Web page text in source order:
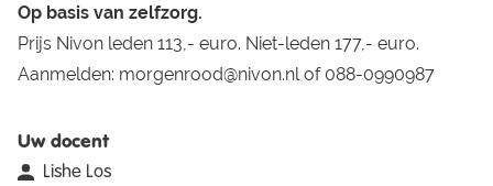
Op basis van zelfzorg.
Prijs Nivon leden 113,- euro. Niet-leden 177,- euro.
Aanmelden: morgenrood@nivon.nlof 088-0990987
Uw docent
Lishe Los